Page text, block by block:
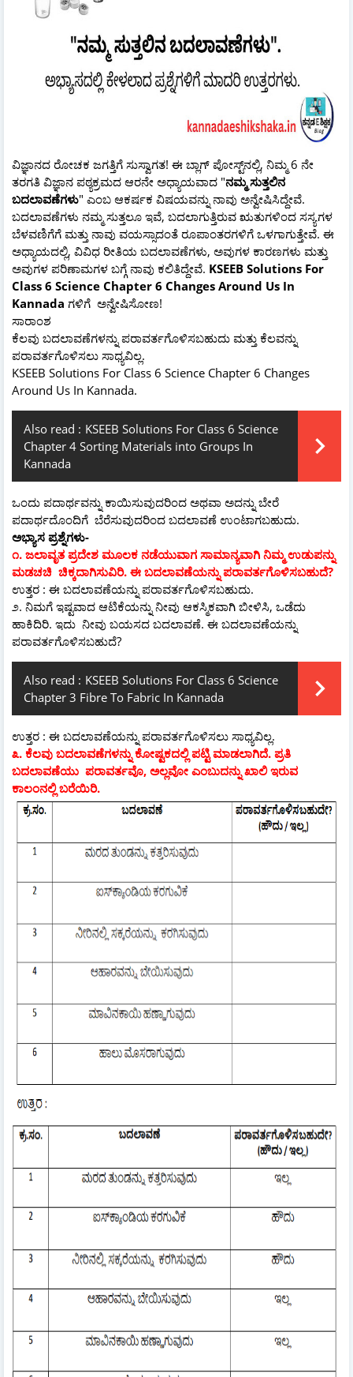
ವಿಜ್ಞಾನದ ರೋಚಕ ಜಗತ್ತಿಗೆ ಸುಸ್ವಾಗತ! ಈ ಬ್ಲಾಗ್ ಪೋಸ್ಟ್‌ನಲ್ಲಿ, ನಿಮ್ಮ 6 ನೇ
ತರಗತಿ ವಿಜ್ಞಾನ ಪಠ್ಯಕ್ರಮದ ಆರನೇ ಅಧ್ಯಾಯವಾದ "ನಮ್ಮ ಸುತ್ತಲಿನ
ಬದಲಾವಣೆಗಳು" ಎಂಬ ಆಕರ್ಷಕ ವಿಷಯವನ್ನು ನಾವು ಅನ್ವೇಷಿಸಿದ್ದೇವೆ.
ಬದಲಾವಣೆಗಳು ನಮ್ಮ ಸುತ್ತಲೂ ಇವೆ, ಬದಲಾಗುತ್ತಿರುವ ಋತುಗಳಿಂದ ಸಸ್ಯಗಳ
ಬೆಳವಣಿಗೆಗೆ ಮತ್ತು ನಾವು ವಯಸ್ಸಾದಂತೆ ರೂಪಾಂತರಗಳಿಗೆ ಒಳಗಾಗುತ್ತೇವೆ. ಈ
ಅಧ್ಯಾಯದಲ್ಲಿ, ವಿವಿಧ ರೀತಿಯ ಬದಲಾವಣೆಗಳು, ಅವುಗಳ ಕಾರಣಗಳು ಮತ್ತು
ಅವುಗಳ ಪರಿಣಾಮಗಳ ಬಗ್ಗೆ ನಾವು ಕಲಿತಿದ್ದೇವೆ. KSEEB Solutions For
Class 6 Science Chapter 6 Changes Around Us In
Kannada ಗಳಿಗೆ ಅನ್ವೇಷಿಸೋಣ!
ಸಾರಾಂಶ
ಕೆಲವು ಬದಲಾವಣೆಗಳನ್ನು ಪರಾವರ್ತಗೊಳಿಸಬಹುದು ಮತ್ತು ಕೆಲವನ್ನು
ಪರಾವರ್ತಗೊಳಿಸಲು ಸಾಧ್ಯವಿಲ್ಲ.
KSEEB Solutions For Class 6 Science Chapter 6 Changes
Around Us In Kannada.
Also read : KSEEB Solutions For Class 6 Science
Chapter 4 Sorting Materials into Groups In
Kannada
ಒಂದು ಪದಾರ್ಥವನ್ನು ಕಾಯಿಸುವುದರಿಂದ ಅಥವಾ ಅದನ್ನು ಬೇರೆ
ಪದಾರ್ಥದೊಂದಿಗೆ ಬೆರೆಸುವುದರಿಂದ ಬದಲಾವಣೆ ಉಂಟಾಗಬಹುದು.
ಅಭ್ಯಾಸ ಪ್ರಶ್ನೆಗಳು-
೧. ಜಲಾವೃತ ಪ್ರದೇಶ ಮೂಲಕ ನಡೆಯುವಾಗ ಸಾಮಾನ್ಯವಾಗಿ ನಿಮ್ಮ ಉಡುಪನ್ನು
ಮಡಚಚಿ ಚಿಕ್ಕದಾಗಿಸುವಿರಿ. ಈ ಬದಲಾವಣೆಯನ್ನು ಪರಾವರ್ತಗೊಳಿಸಬಹುದೆ?
ಉತ್ತರ : ಈ ಬದಲಾವಣೆಯನ್ನು ಪರಾವರ್ತಗೊಳಿಸಬಹುದು.
೨. ನಿಮಗೆ ಇಷ್ಟವಾದ ಆಟಿಕೆಯನ್ನು ನೀವು ಆಕಸ್ಮಿಕವಾಗಿ ಬೀಳಿಸಿ, ಒಡೆದು
ಹಾಕಿದಿರಿ. ಇದು ನೀವು ಬಯಸದ ಬದಲಾವಣೆ. ಈ ಬದಲಾವಣೆಯನ್ನು
ಪರಾವರ್ತಗೊಳಿಸಬಹುದೆ?
Also read : KSEEB Solutions For Class 6 Science
Chapter 3 Fibre To Fabric In Kannada
ಉತ್ತರ : ಈ ಬದಲಾವಣೆಯನ್ನು ಪರಾವರ್ತಗೊಳಿಸಲು ಸಾಧ್ಯವಿಲ್ಲ.
೩. ಕೆಲವು ಬದಲಾವಣೆಗಳನ್ನು ಕೋಷ್ಟಕದಲ್ಲಿ ಪಟ್ಟಿ ಮಾಡಲಾಗಿದೆ. ಪ್ರತಿ
ಬದಲಾವಣೆಯು ಪರಾವರ್ತವೊ, ಅಲ್ಲವೋ ಎಂಬುದನ್ನು ಖಾಲಿ ಇರುವ
ಕಾಲಂನಲ್ಲಿ ಬರೆಯಿರಿ.